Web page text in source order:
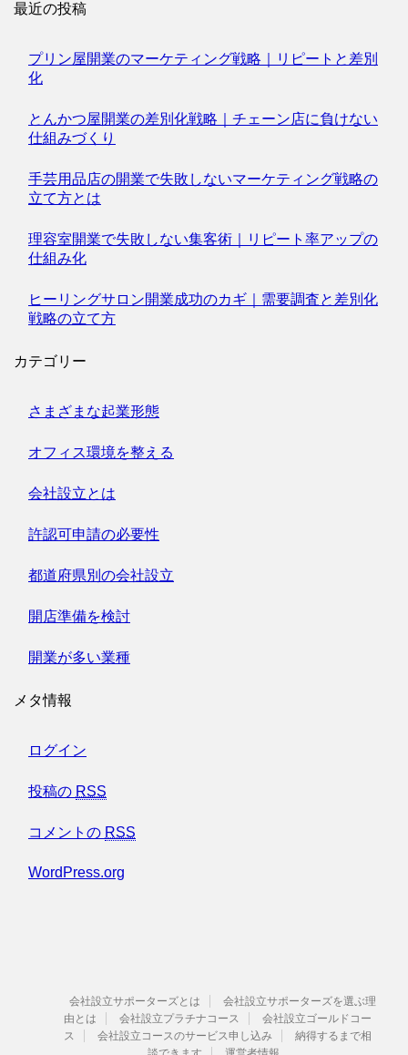
最近の投稿
プリン屋開業のマーケティング戦略｜リピートと差別
化
とんかつ屋開業の差別化戦略｜チェーン店に負けない
仕組みづくり
手芸用品店の開業で失敗しないマーケティング戦略の
立て方とは
理容室開業で失敗しない集客術｜リピート率アップの
仕組み化
ヒーリングサロン開業成功のカギ｜需要調査と差別化
戦略の立て方
カテゴリー
さまざまな起業形態
オフィス環境を整える
会社設立とは
許認可申請の必要性
都道府県別の会社設立
開店準備を検討
開業が多い業種
メタ情報
ログイン
投稿の RSS
コメントの RSS
WordPress.org
会社設立サポーターズとは
会社設立サポーターズを選ぶ理
由とは
会社設立プラチナコース
会社設立ゴールドコー
ス
会社設立コースのサービス申し込み
納得するまで相